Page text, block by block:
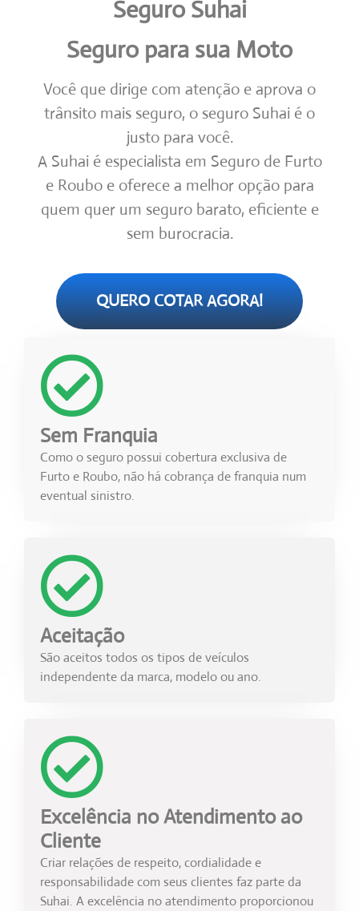
Seguro Suhai
Seguro para sua Moto
Você que dirige com atenção e aprova o
trânsito mais seguro, o seguro Suhai é o
justo para você.
A Suhai é especialista em Seguro de Furto
e Roubo e oferece a melhor opção para
quem quer um seguro barato, eficiente e
sem burocracia.
QUERO COTAR AGORA!
Sem Franquia
Como o seguro possui cobertura exclusiva de
Furto e Roubo, não há cobrança de franquia num
eventual sinistro.
Aceitação
São aceitos todos os tipos de veículos
independente da marca, modelo ou ano.
Excelência no Atendimento ao
Cliente
Criar relações de respeito, cordialidade e
responsabilidade com seus clientes faz parte da
Suhai. A excelência no atendimento proporcionou